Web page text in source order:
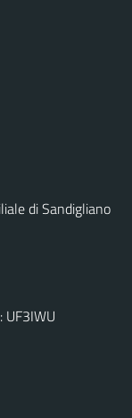
di Sandigliano
UF3IWU